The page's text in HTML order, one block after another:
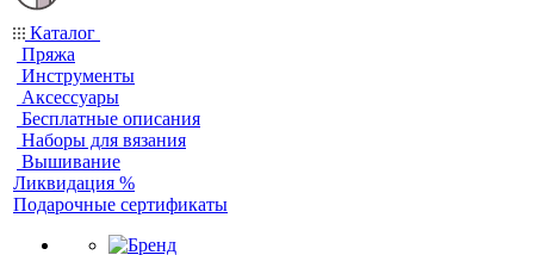
Каталог
Пряжа
Инструменты
Аксессуары
Бесплатные описания
Наборы для вязания
Вышивание
Ликвидация %
Подарочные сертификаты